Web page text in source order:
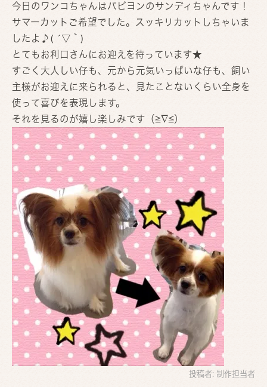
今日のワンコちゃんはパピヨンのサンディちゃんです！
サマーカットご希望でした。スッキリカットしちゃいま
したよ♪( ´▽｀)
とてもお利口さんにお迎えを待っています★
すごく大人しい仔も、元から元気いっぱいな仔も、飼い
主様がお迎えに来られると、見たことないくらい全身を
使って喜びを表現します。
それを見るのが嬉し楽しみです（≧∇≦）
投稿者: 制作担当者